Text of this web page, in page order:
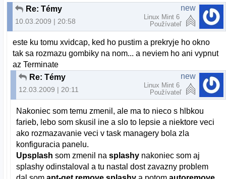
Re: Témy
10.03.2009 | 20:58
new
Linux Mint 6
Používateľ
este ku tomu xvidcap, ked ho pustim a prekryje ho okno
tak sa rozmazu gombiky na nom... a neviem ho ani vypnut
az Terminate
Re: Témy
12.03.2009 | 20:11
new
Linux Mint 6
Používateľ
Nakoniec som temu zmenil, ale ma to nieco s hlbkou
farieb, lebo som skusil ine a slo to lepsie a niektore veci
ako rozmazavanie veci v task managery bola zla
konfiguracia panelu.
Upsplash som zmenil nasplashy nakoniec som aj
splashy odinstaloval a tu nastal dost zavazny problem